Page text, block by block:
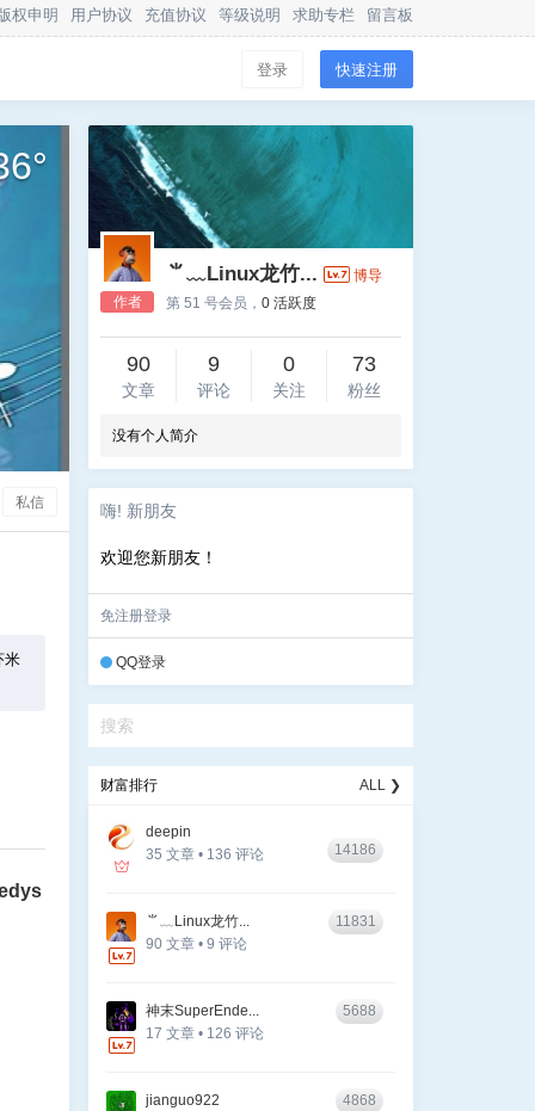
权申明 用户协议 充值协议 等级说明 求助专栏 留言板
登录 快速注册
°
私信
米
作者
⺌﹏Linux龙竹...
博导
第 51 号会员，0 活跃度
90
文章
9
评论
0
关注
73
粉丝
没有个人简介
嗨! 新朋友
欢迎您新朋友！
免注册登录
QQ登录
财富排行 ALL ❯
deepin
35 文章 • 136 评论
14186
⺌﹏Linux龙竹...
90 文章 • 9 评论
11831
神末SuperEnde...
17 文章 • 126 评论
5688
jianguo922
4868